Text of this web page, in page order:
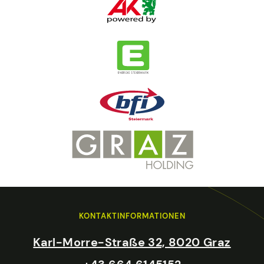
KONTAKTINFORMATIONEN
Karl-Morre-Straße 32, 8020 Graz